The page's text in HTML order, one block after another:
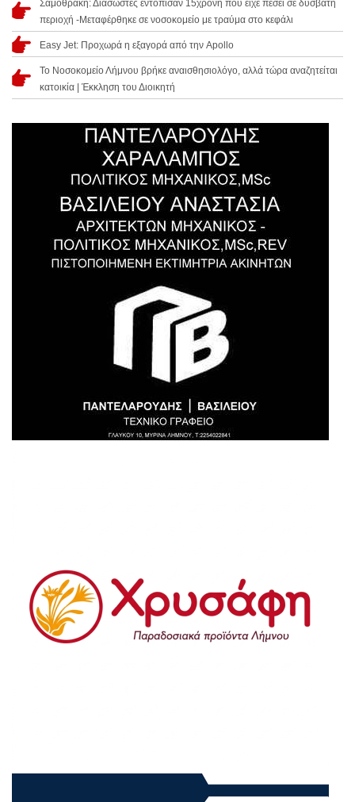
Σαμοθράκη: Διασώστες εντόπισαν 15χρονη που είχε πέσει σε δύσβατη
περιοχή -Μεταφέρθηκε σε νοσοκομείο με τραύμα στο κεφάλι
Easy Jet: Προχωρά η εξαγορά από την Apollo
Το Νοσοκομείο Λήμνου βρήκε αναισθησιολόγο, αλλά τώρα αναζητείται
κατοικία | Έκκληση του Διοικητή